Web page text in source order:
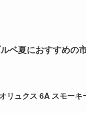
ルベ夏におすすめの
リュクス 6A スモーキ